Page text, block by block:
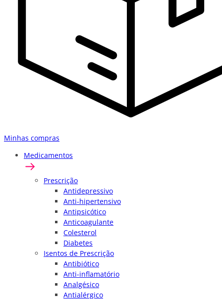
Minhas compras
Medicamentos
Prescrição
Antidepressivo
Anti-hipertensivo
Antipsicótico
Anticoagulante
Colesterol
Diabetes
Isentos de Prescrição
Antibiótico
Anti-inflamatório
Analgésico
Antialérgico